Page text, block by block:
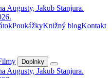
PoukážkyKnižný blogKontakt
Doplnky